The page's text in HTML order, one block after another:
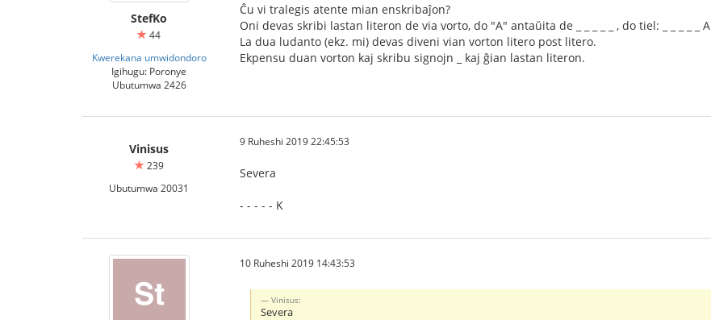
StefKo
44
Kwerekana umwidondoro
Igihugu: Poronye
Ubutumwa 2426
Ĉu vi tralegis atente mian enskribaĵon?
Oni devas skribi lastan literon de via vorto, do "A" antaŭita de _ _ _ _ _ , do tiel: _ _ _ _ _ A
La dua ludanto (ekz. mi) devas diveni vian vorton litero post litero.
Ekpensu duan vorton kaj skribu signojn _ kaj ĝian lastan literon.
Vinisus
239
Ubutumwa 20031
9 Ruheshi 2019 22:45:53
Severa
- - - - - K
10 Ruheshi 2019 14:43:53
Vinisus:
Severa